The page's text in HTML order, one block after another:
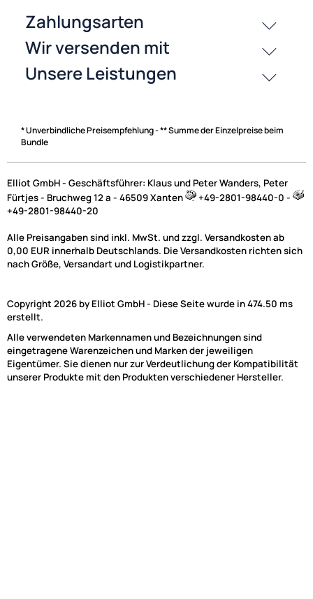
* Unverbindliche Preisempfehlung - ** Summe der Einzelpreise beim
Bundle
Elliot GmbH - Geschäftsführer: Klaus und Peter Wanders, Peter
Fürtjes - Bruchweg 12 a - 46509 Xanten
+49-2801-98440-0 -
+49-2801-98440-20
Alle Preisangaben sind inkl. MwSt. und zzgl. Versandkosten ab
0,00 EUR innerhalb Deutschlands. Die Versandkosten richten sich
nach Größe, Versandart und Logistikpartner.
Copyright 2026 by Elliot GmbH - Diese Seite wurde in 474.50 ms
erstellt.
Alle verwendeten Markennamen und Bezeichnungen sind
eingetragene Warenzeichen und Marken der jeweiligen
Eigentümer. Sie dienen nur zur Verdeutlichung der Kompatibilität
unserer Produkte mit den Produkten verschiedener Hersteller.